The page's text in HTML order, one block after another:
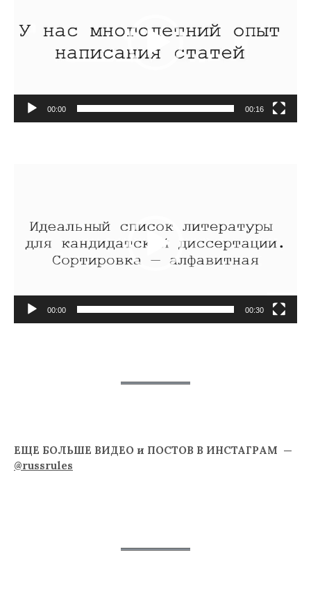
00:00 00:16
00:00 00:30
ЕЩЕ БОЛЬШЕ ВИДЕО и ПОСТОВ В ИНСТАГРАМ —
@russrules